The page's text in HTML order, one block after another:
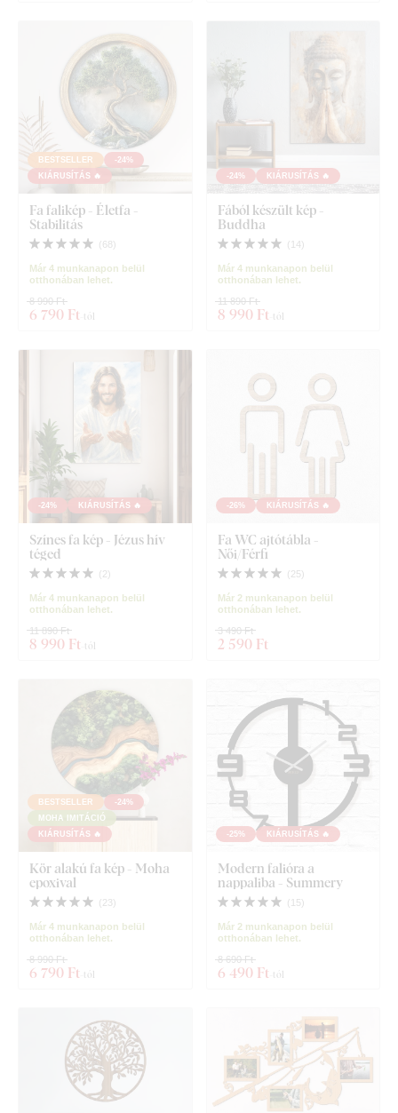
BESTSELLER
-24%
KIÁRUSÍTÁS 🔥
Fa falikép - Életfa -
Stabilitás
( 68 )
Már 4 munkanapon belül
otthonában lehet.
6 790 Ft -tól
8 990 Ft
-24% KIÁRUSÍTÁS 🔥
Fából készült kép -
Buddha
( 14 )
Már 4 munkanapon belül
otthonában lehet.
8 990 Ft -tól
11 890 Ft
-24% KIÁRUSÍTÁS 🔥
Színes fa kép - Jézus hív
téged
( 2)
Már 4 munkanapon belül
otthonában lehet.
8 990 Ft -tól
11 890 Ft
-26% KIÁRUSÍTÁS 🔥
Fa WC ajtótábla -
Női/Férfi
( 25)
Már 2 munkanapon belül
otthonában lehet.
2 590 Ft
3 490 Ft
BESTSELLER
-24%
MOHA IMITÁCIÓ
KIÁRUSÍTÁS 🔥
Kör alakú fa kép - Moha
epoxival
( 23 )
Már 4 munkanapon belül
otthonában lehet.
6 790 Ft -tól
8 990 Ft
-25% KIÁRUSÍTÁS 🔥
Modern falióra a
nappaliba - Summery
( 15)
Már 2 munkanapon belül
otthonában lehet.
6 490 Ft -tól
8 690 Ft